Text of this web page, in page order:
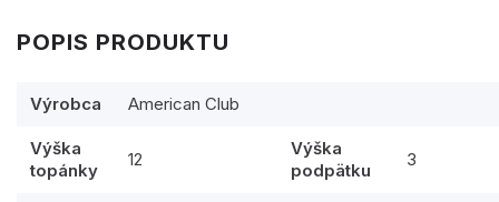
POPIS PRODUKTU
Výrobca American Club
Výška
topánky
12
Výška
podpätku
3